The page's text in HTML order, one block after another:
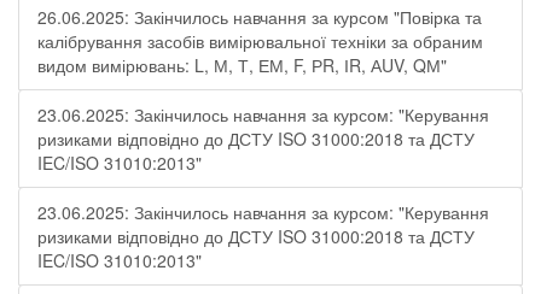
26.06.2025: Закінчилось навчання за курсом "Повірка та
калібрування засобів вимірювальної техніки за обраним
видом вимірювань: L, М, Т, ЕМ, F, РR, ІR, АUV, QМ"
23.06.2025: Закінчилось навчання за курсом: "Керування
ризиками відповідно до ДСТУ ISO 31000:2018 та ДСТУ
IEC/ISO 31010:2013"
23.06.2025: Закінчилось навчання за курсом: "Керування
ризиками відповідно до ДСТУ ISO 31000:2018 та ДСТУ
IEC/ISO 31010:2013"